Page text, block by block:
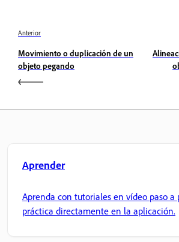
Anterior
Movimiento o duplicación de un
objeto pegando
Aprender
Aprenda con tutoriales en vídeo paso a
práctica directamente en la aplicación.